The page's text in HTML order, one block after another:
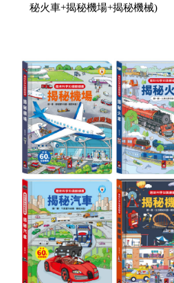
秘火車+揭秘機場+揭秘機械)